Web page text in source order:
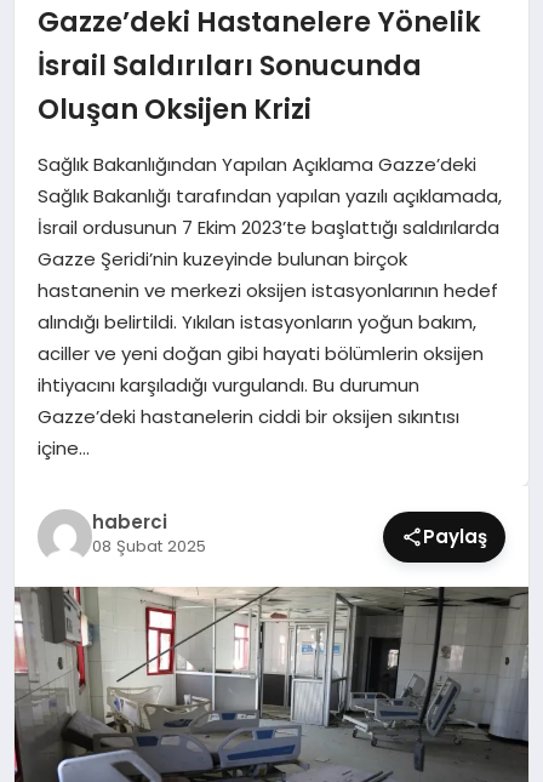
EKONOMI
MAGAZIN
SAĞLIK
SIYASET
SPOR
TEKNOLOJI
YAŞAM
Gazze’deki Hastanelere Yönelik
İsrail Saldırıları Sonucunda
Oluşan Oksijen Krizi
Sağlık Bakanlığından Yapılan Açıklama Gazze’deki
Sağlık Bakanlığı tarafından yapılan yazılı açıklamada,
İsrail ordusunun 7 Ekim 2023’te başlattığı saldırılarda
Gazze Şeridi’nin kuzeyinde bulunan birçok
hastanenin ve merkezi oksijen istasyonlarının hedef
alındığı belirtildi. Yıkılan istasyonların yoğun bakım,
aciller ve yeni doğan gibi hayati bölümlerin oksijen
ihtiyacını karşıladığı vurgulandı. Bu durumun
Gazze’deki hastanelerin ciddi bir oksijen sıkıntısı
içine…
haberci
08 Şubat 2025 Paylaş